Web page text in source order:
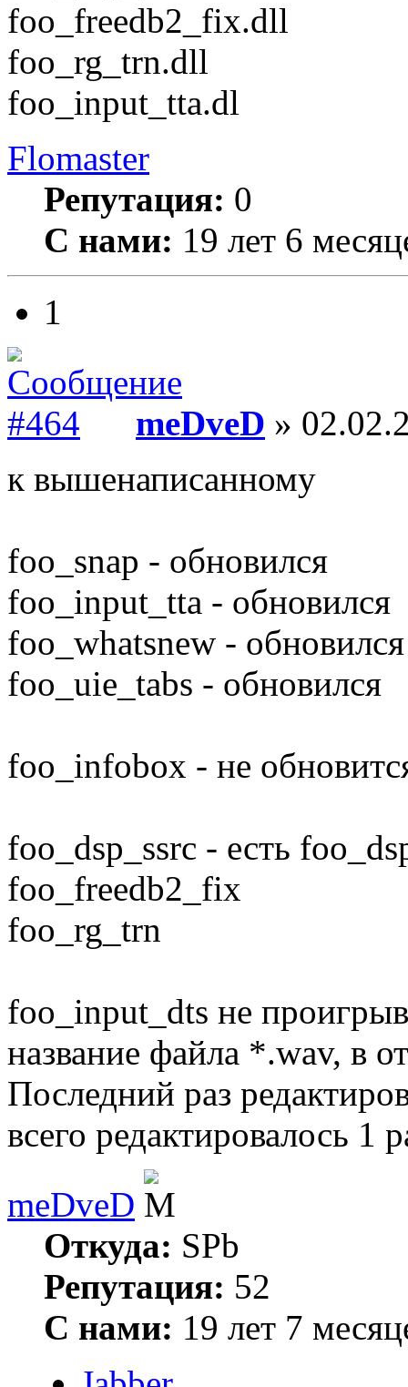
foo_freedb2_fix.dll
foo_rg_trn.dll
foo_input_tta.dl
Flomaster
Репутация: 0
С нами: 19 лет 6
1
meDveD »
к вышенаписанному
foo_snap - обновился
foo_input_tta - обновился
foo_whatsnew - обновился
foo_uie_tabs - обновился
foo_infobox - не
foo_dsp_ssrc - есть
foo_freedb2_fix
foo_rg_trn
foo_input_dts не
название файла *.wav, в
Последний раз
всего редактировалось 1
meDveD
Откуда: SPb
Репутация: 52
С нами: 19 лет 7